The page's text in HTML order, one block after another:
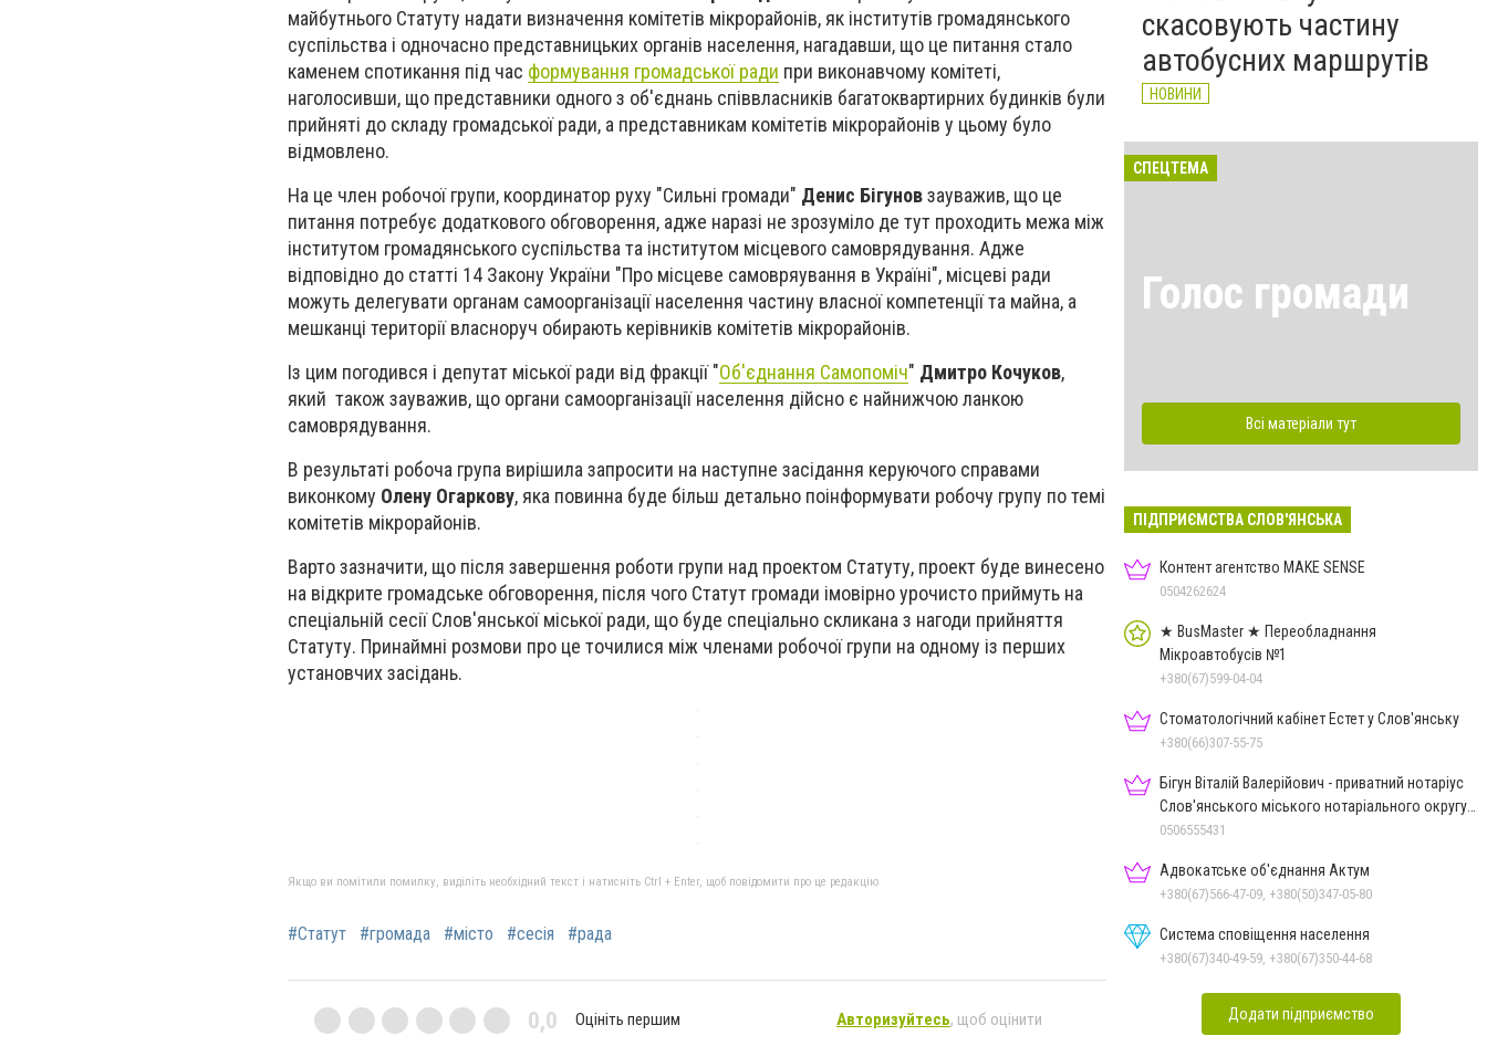
майбутнього Статуту надати визначення комітетів мікрорайонів, як інститутів громадянського
суспільства і одночасно представницьких органів населення, нагадавши, що це питання стало
каменем спотикання під час формування громадської ради при виконавчому комітеті,
наголосивши, що представники одного з об'єднань співвласників багатоквартирних будинків були
прийняті до складу громадської ради, а представникам комітетів мікрорайонів у цьому було
відмовлено.
На це член робочої групи, координатор руху "Сильні громади" Денис Бігуновзауважив, що це
питання потребує додаткового обговорення, адже наразі не зрозуміло де тут проходить межа між
інститутом громадянського суспільства та інститутом місцевого самоврядування. Адже
відповідно до статті 14 Закону України "Про місцеве самовряування в Україні", місцеві ради
можуть делегувати органам самоорганізації населення частину власної компетенції та майна, а
мешканці території власноруч обирають керівників комітетів мікрорайонів.
Із цим погодився і депутат міської ради від фракції "Об'єднання Самопоміч" Дмитро Кочуков,
який також зауважив, що органи самоорганізації населення дійсно є найнижчою ланкою
самоврядування.
В результаті робоча група вирішила запросити на наступне засідання керуючого справами
виконкому Олену Огаркову, яка повинна буде більш детально поінформувати робочу групу по темі
комітетів мікрорайонів.
Варто зазначити, що після завершення роботи групи над проектом Статуту, проект буде винесено
на відкрите громадське обговорення, після чого Статут громади імовірно урочисто приймуть на
спеціальній сесії Слов'янської міської ради, що буде спеціально скликана з нагоди прийняття
Статуту. Принаймні розмови про це точилися між членами робочої групи на одному із перших
установчих засідань.
Якщо ви помітили помилку, виділіть необхідний текст і натисніть Ctrl + Enter, щоб повідомити про це редакцію
#Статут #громада #місто #сесія #рада
0,0 Оцініть першим Авторизуйтесь, щоб оцінити
скасовують частину
автобусних маршрутів
НОВИНИ
СПЕЦТЕМА
Голос громади
Всі матеріали тут
ПІДПРИЄМСТВА СЛОВ'ЯНСЬКА
Контент агентство MAKE SENSE
0504262624
★ BusMaster ★ Переобладнання
Мікроавтобусів №1
+380(67)599-04-04
Стоматологічний кабінет Естет у Слов'янську
+380(66)307-55-75
Бігун Віталій Валерійович - приватний нотаріус
Слов'янського міського нотаріального округу
Дон.обл.
0506555431
Адвокатське об'єднання Актум
+380(67)566-47-09, +380(50)347-05-80
Система сповіщення населення
+380(67)340-49-59, +380(67)350-44-68
Додати підприємство